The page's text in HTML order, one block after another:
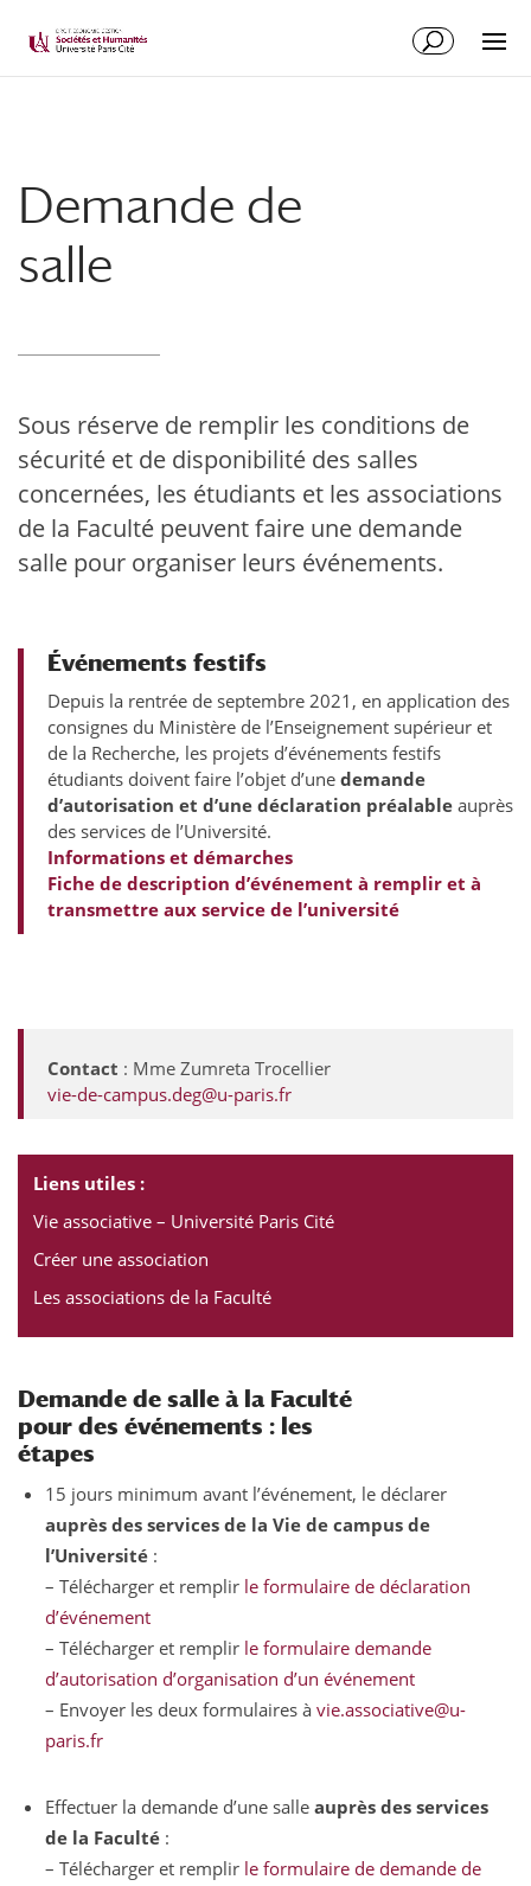
Demande de
salle
Sous réserve de remplir les conditions de
sécurité et de disponibilité des salles
concernées, les étudiants et les associations
de la Faculté peuvent faire une demande
salle pour organiser leurs événements.
Événements festifs
Depuis la rentrée de septembre 2021, en application des
consignes du Ministère de l’Enseignement supérieur et
de la Recherche, les projets d’événements festifs
étudiants doivent faire l’objet d’une demande
d’autorisation et d’une déclaration préalable auprès
des services de l’Université.
Informations et démarches
Fiche de description d’événement à remplir et à
transmettre aux service de l’université
Contact : Mme Zumreta Trocellier
vie-de-campus.deg@u-paris.fr
Liens utiles :
Vie associative – Université Paris Cité
Créer une association
Les associations de la Faculté
Demande de salle à la Faculté
pour des événements : les
étapes
15 jours minimum avant l’événement, le déclarer
auprès des services de la Vie de campus de
l’Université :
– Télécharger et remplir le formulaire de déclaration
d’événement
– Télécharger et remplir le formulaire demande
d’autorisation d’organisation d’un événement
– Envoyer les deux formulaires àvie.associative@u-
paris.fr
Effectuer la demande d’une salleauprès des services
de la Faculté :
– Télécharger et remplir le formulaire de demande de